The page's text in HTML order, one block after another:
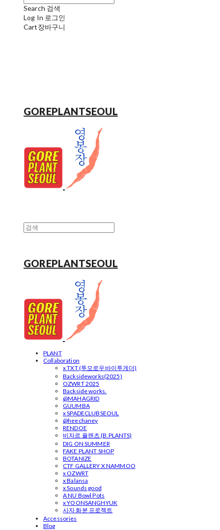
Search 검색
Log In 로그인
Cart장바구니
GOREPLANTSEOUL
GOREPLANTSEOUL
PLANT
Collaboration
x TXT (투모로우바이투게더)
Backsideworks(2025)
OZWRT 2025
Backside works.
@MAHAGRID
GUUMBA
x SPADECLUBSEOUL
@heechaney
RENDOE
비자르 플랜츠 (B.PLANTS)
DIG ON SUMMER
FAKE PLANT SHOP
BOTANIZE
CTF GALLERY X NAMMOO
x OZWRT
x Balansa
x Sounds good
A NU Bowl Pots
x YOONSANGHYUK
사자 화분 프로젝트
Accessories
Blog